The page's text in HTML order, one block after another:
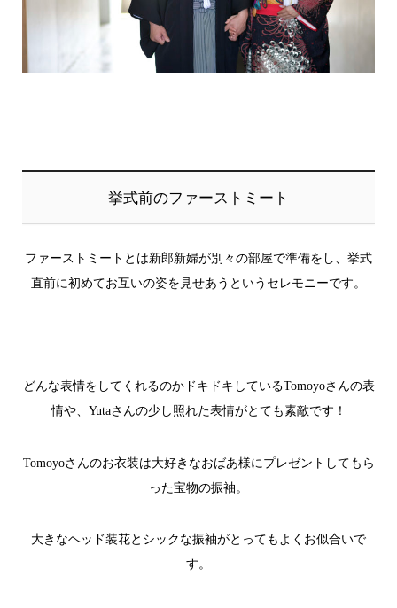
挙式前のファーストミート
ファーストミートとは新郎新婦が別々の部屋で準備をし、挙式
直前に初めてお互いの姿を見せあうというセレモニーです。
どんな表情をしてくれるのかドキドキしているTomoyoさんの表
情や、 Yutaさんの少し照れた表情がとても素敵です！
Tomoyoさんのお衣装は大好きなおばあ様にプレゼントしてもら
った宝物の振袖。
大きなヘッド装花とシックな振袖がとってもよくお似合いで
す。